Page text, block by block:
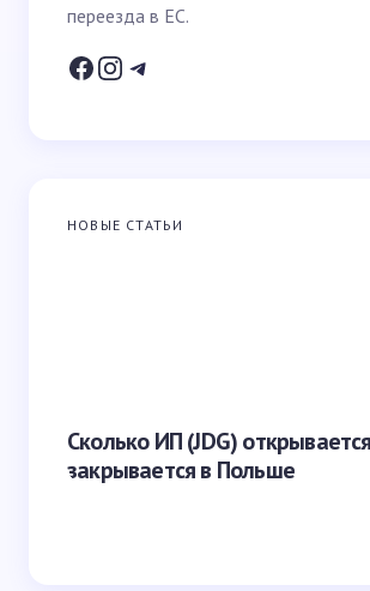
Ваш вопрос *
Запомнить имя и email для следующих
переезда в ЕС.
НОВЫЕ СТАТЬИ
Сколько ИП (JDG)
закрывается в Польше